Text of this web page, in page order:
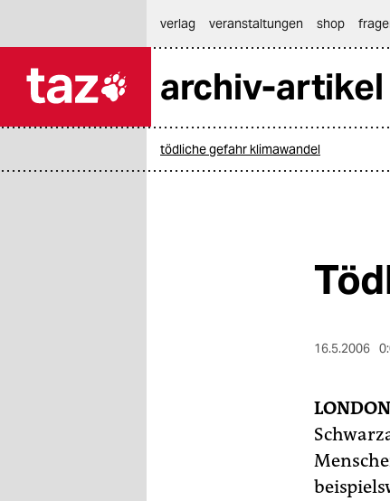
themen
verlag
veranstaltungen shop
archiv-artikel
tödliche gefahr klimawandel
16.5.2006
LONDON